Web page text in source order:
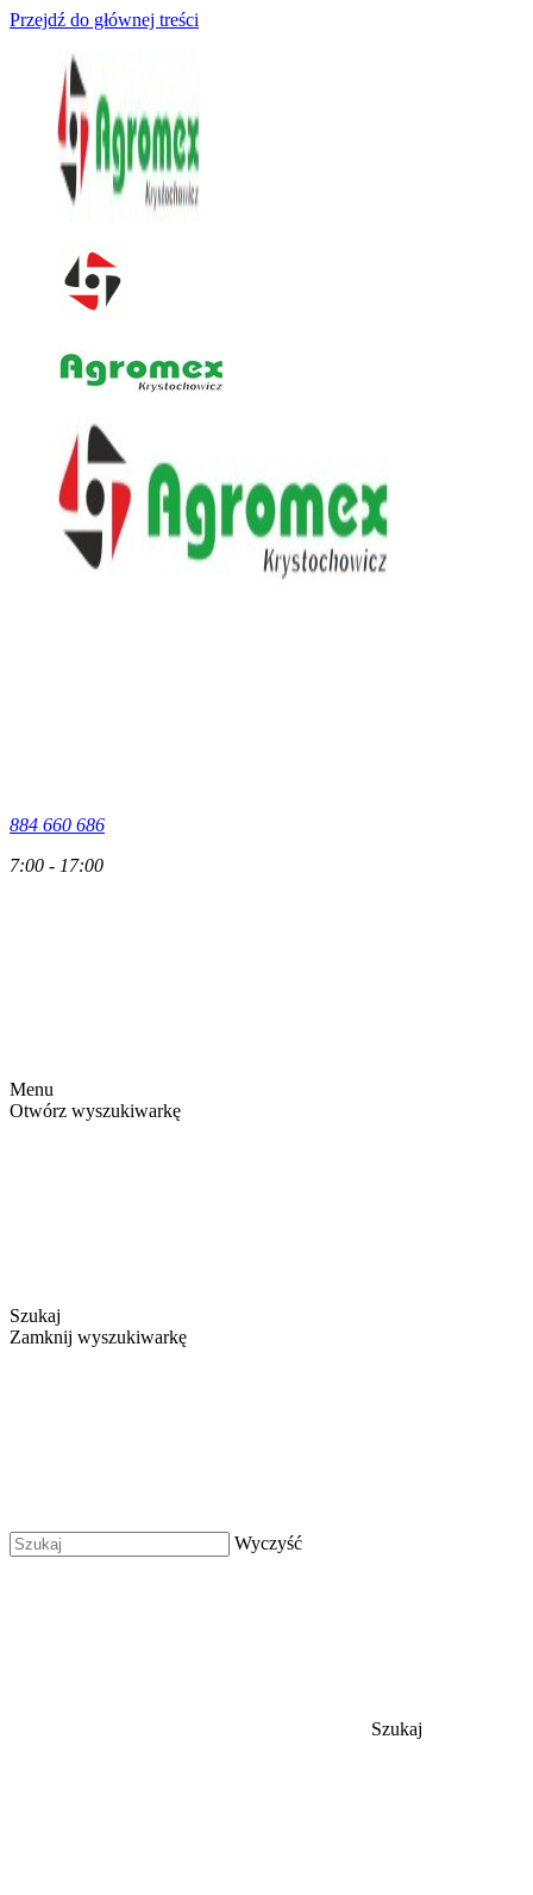
Przejdź do głównej treści
884 660 686
7:00 - 17:00
Menu
Otwórz wyszukiwarkę
Szukaj
Zamknij wyszukiwarkę
Wyczyść
Szukaj